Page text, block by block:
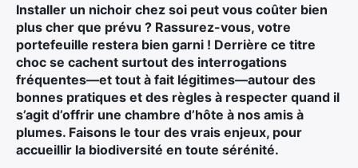
Installer un nichoir chez soi peut vous coûter bien
plus cher que prévu ? Rassurez-vous, votre
portefeuille restera bien garni ! Derrière ce titre
choc se cachent surtout des interrogations
fréquentes—et tout à fait légitimes—autour des
bonnes pratiques et des règles à respecter quand il
s’agit d’offrir une chambre d’hôte à nos amis à
plumes. Faisons le tour des vrais enjeux, pour
accueillir la biodiversité en toute sérénité.